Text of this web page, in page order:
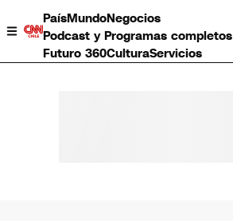
PaísMundoNegocios
Podcast y Programas completos
Futuro 360CulturaServicios